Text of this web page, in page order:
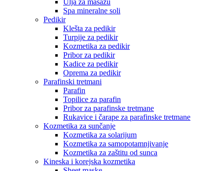
Ulja za masažu
Spa mineralne soli
Pedikir
Klešta za pedikir
Turpije za pedikir
Kozmetika za pedikir
Pribor za pedikir
Kadice za pedikir
Oprema za pedikir
Parafinski tretmani
Parafin
Topilice za parafin
Pribor za parafinske tretmane
Rukavice i čarape za parafinske tretmane
Kozmetika za sunčanje
Kozmetika za solarijum
Kozmetika za samopotamnjivanje
Kozmetika za zaštitu od sunca
Kineska i korejska kozmetika